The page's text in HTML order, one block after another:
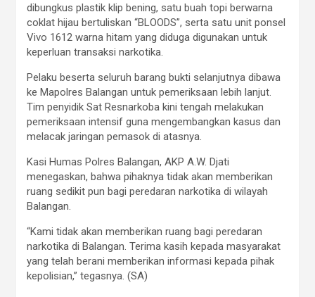
dibungkus plastik klip bening, satu buah topi berwarna
coklat hijau bertuliskan “BLOODS”, serta satu unit ponsel
Vivo 1612 warna hitam yang diduga digunakan untuk
keperluan transaksi narkotika.
Pelaku beserta seluruh barang bukti selanjutnya dibawa
ke Mapolres Balangan untuk pemeriksaan lebih lanjut.
Tim penyidik Sat Resnarkoba kini tengah melakukan
pemeriksaan intensif guna mengembangkan kasus dan
melacak jaringan pemasok di atasnya.
Kasi Humas Polres Balangan, AKP A.W. Djati
menegaskan, bahwa pihaknya tidak akan memberikan
ruang sedikit pun bagi peredaran narkotika di wilayah
Balangan.
“Kami tidak akan memberikan ruang bagi peredaran
narkotika di Balangan. Terima kasih kepada masyarakat
yang telah berani memberikan informasi kepada pihak
kepolisian,” tegasnya. (SA)